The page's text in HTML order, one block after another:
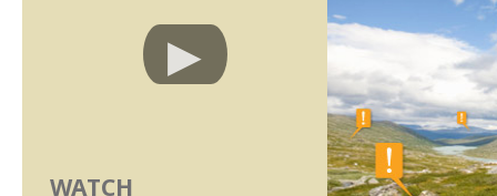
WATCH